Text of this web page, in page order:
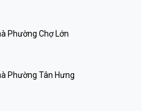
Phường Chợ Lớn
Phường Tân Hưng